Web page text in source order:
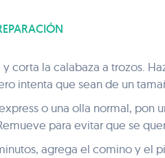
y corta la calabaza a trozos.
intenta que sean de un
o una olla normal,
para evitar que se
agrega el comino y el